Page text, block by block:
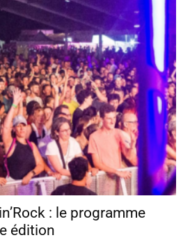
: le programme
édition